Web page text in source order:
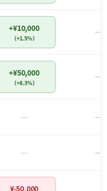
+¥10,000
（+1.5%） －
+¥50,000
（+8.3%） －
－ －
－ －
¥-50,000